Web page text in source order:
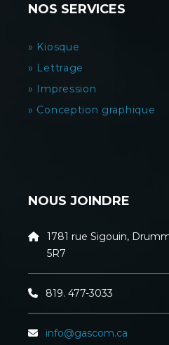
NOS SERVICES
» Kiosque
» Lettrage
» Impression
» Conception graphique
NOUS JOINDRE
1781 rue Sigouin,
5R7
819. 477-3033
info@gascom.ca